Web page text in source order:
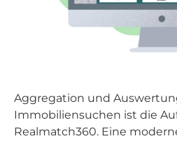
Aggregation und
Immobiliensuchen ist die
Realmatch360. Eine